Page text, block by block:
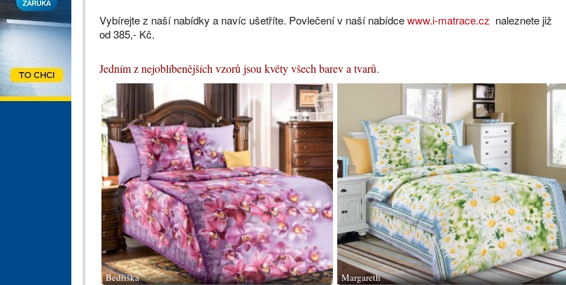
Vybírejte z naší nabídky a navíc ušetříte. Povlečení v naší nabídcewww.i-matrace.cz naleznete již
od 385,- Kč.
Jedním z nejoblíbenějších vzorů jsou květy všech barev a tvarů.
Bedřiška Margareth